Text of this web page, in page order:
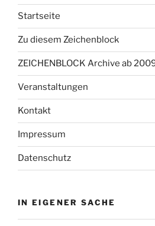
Startseite
Zu diesem Zeichenblock
ZEICHENBLOCK Archive ab
Veranstaltungen
Kontakt
Impressum
Datenschutz
IN EIGENER SACHE